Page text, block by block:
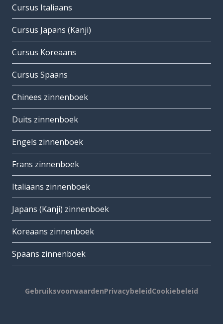
Cursus Italiaans
Cursus Japans (Kanji)
Cursus Koreaans
Cursus Spaans
Chinees zinnenboek
Duits zinnenboek
Engels zinnenboek
Frans zinnenboek
Italiaans zinnenboek
Japans (Kanji) zinnenboek
Koreaans zinnenboek
Spaans zinnenboek
GebruiksvoorwaardenPrivacybeleidCookiebeleid